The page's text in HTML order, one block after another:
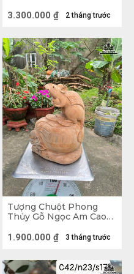
nhiều ý nghĩa tốt
Quý Gỗ Hương
- 6,5kg
2 tháng trước
3.300.000 ₫
Tượng Chuột Phong
Thủy Gỗ Ngọc Am Cao
3 tháng trước
1.900.000 ₫